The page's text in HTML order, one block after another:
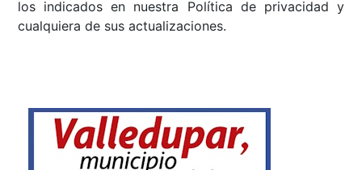
los indicados en nuestra Política de privacidad y
cualquiera de sus actualizaciones.